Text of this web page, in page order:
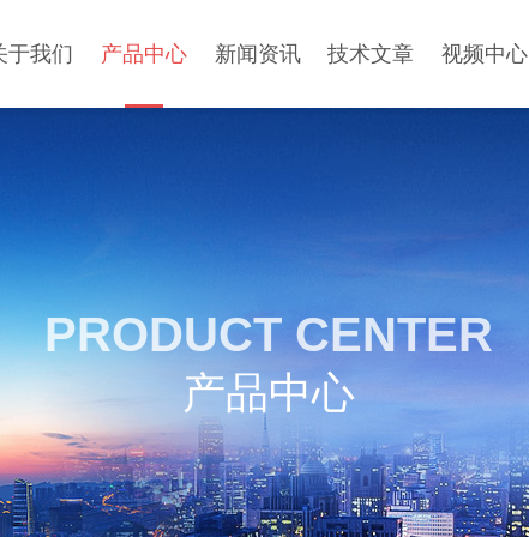
于我们 产品中心 新闻资讯 技术文章 视频中心
PRODUCT CENTER
产品中心